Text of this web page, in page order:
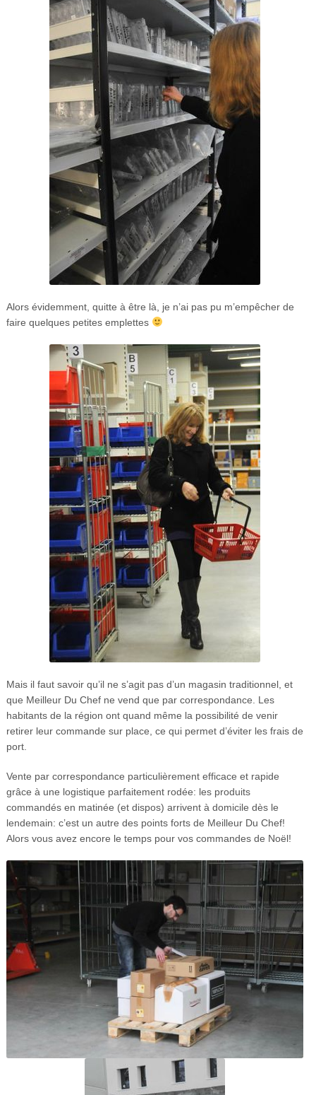
Alors évidemment, quitte à être là, je n’ai pas pu m’empêcher de
faire quelques petites emplettes
Mais il faut savoir qu’il ne s’agit pas d’un magasin traditionnel, et
que Meilleur Du Chef ne vend que par correspondance. Les
habitants de la région ont quand même la possibilité de venir
retirer leur commande sur place, ce qui permet d’éviter les frais de
port.
Vente par correspondance particulièrement efficace et rapide
grâce à une logistique parfaitement rodée: les produits
commandés en matinée (et dispos) arrivent à domicile dès le
lendemain: c’est un autre des points forts de Meilleur Du Chef!
Alors vous avez encore le temps pour vos commandes de Noël!